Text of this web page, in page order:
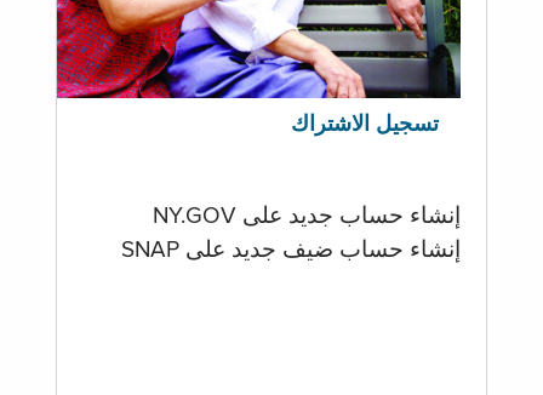
تسجيل الاشتراك
إنشاء حساب جديد على NY.GOV
إنشاء حساب ضيف جديد على SNAP